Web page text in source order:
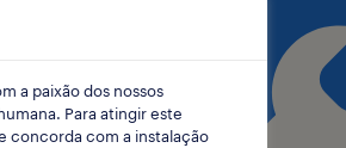
a paixão dos nossos
Para atingir este
concorda com a instalação